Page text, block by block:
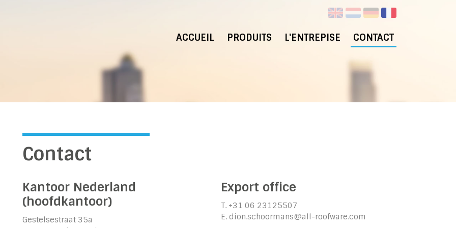
Main
navigation
ACCUEIL PRODUITS L'ENTREPISE CONTACT
Contact
Kantoor Nederland
(hoofdkantoor)
Gestelsestraat 35a
Export office
T. +31 06 23125507
E. dion.schoormans@all-roofware.com